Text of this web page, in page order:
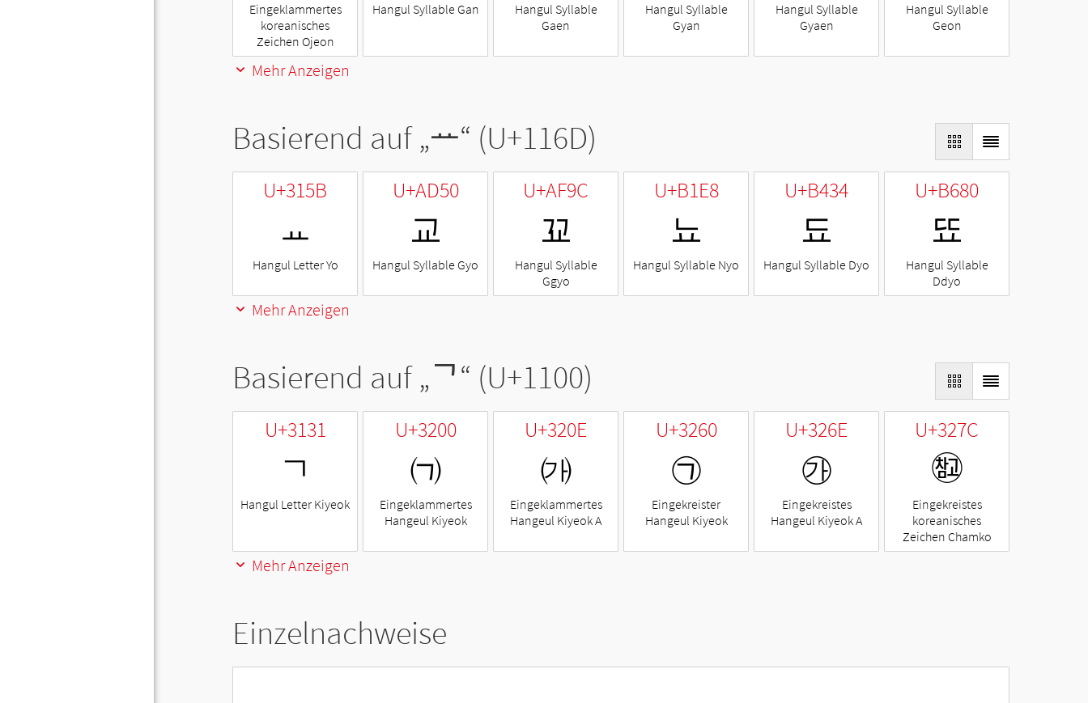
Eingeklammertes
koreanisches
Zeichen Ojeon
Hangul Syllable Gan
Hangul Syllable
Gaen
Hangul Syllable
Gyan
Hangul Syllable
Gyaen
Hangul Syllable
Geon
Mehr Anzeigen
Basierend auf „ᅭ“ (U+116D)
U+315B
ㅛ
Hangul Letter Yo
U+AD50
교
Hangul Syllable Gyo
U+AF9C
꾜
Hangul Syllable
Ggyo
U+B1E8
뇨
Hangul Syllable Nyo
U+B434
됴
Hangul Syllable Dyo
U+B680
뚀
Hangul Syllable
Ddyo
Mehr Anzeigen
Basierend auf „ᄀ“ (U+1100)
U+3131
ㄱ
Hangul Letter Kiyeok
U+3200
㈀
Eingeklammertes
Hangeul Kiyeok
U+320E
㈎
Eingeklammertes
Hangeul Kiyeok A
U+3260
㉠
Eingekreister
Hangeul Kiyeok
U+326E
㉮
Eingekreistes
Hangeul Kiyeok A
U+327C
㉼
Eingekreistes
koreanisches
Zeichen Chamko
Mehr Anzeigen
Einzelnachweise